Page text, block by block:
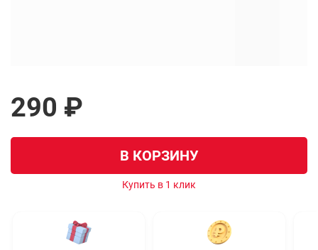
290 ₽
В КОРЗИНУ
Купить в 1 клик